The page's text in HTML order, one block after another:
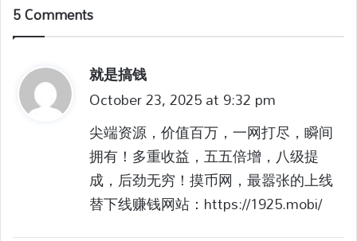
5 Comments
就是搞钱
a
s
:
October 23, 2025 at 9:32 pm
尖端资源，价值百万，一网打尽，瞬间
拥有！多重收益，五五倍增，八级提
成，后劲无穷！摸币网，最嚣张的上线
替下线赚钱网站：https://1925.mobi/